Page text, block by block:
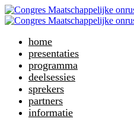
home
presentaties
programma
deelsessies
sprekers
partners
informatie